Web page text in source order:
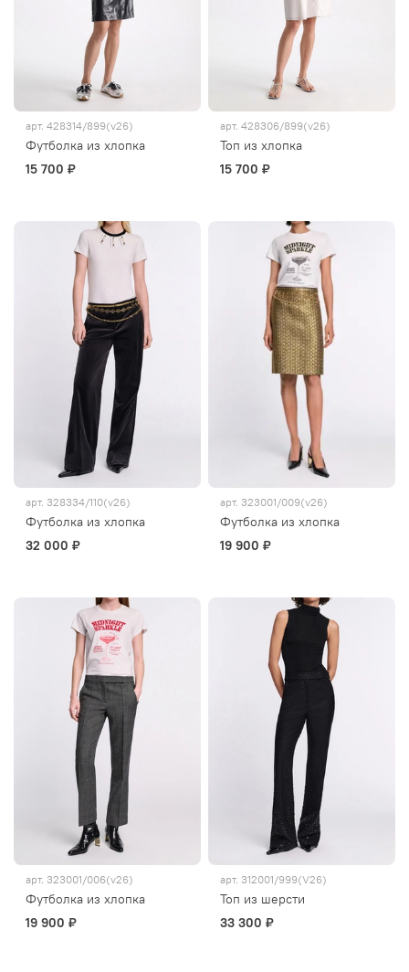
арт. 428314/899(v26)
Футболка из хлопка
15 700 ₽
арт. 428306/899(v26)
Топ из хлопка
15 700 ₽
арт. 328334/110(v26)
Футболка из хлопка
32 000 ₽
арт. 323001/009(v26)
Футболка из хлопка
19 900 ₽
арт. 323001/006(v26)
Футболка из хлопка
19 900 ₽
арт. 312001/999(V26)
Топ из шерсти
33 300 ₽